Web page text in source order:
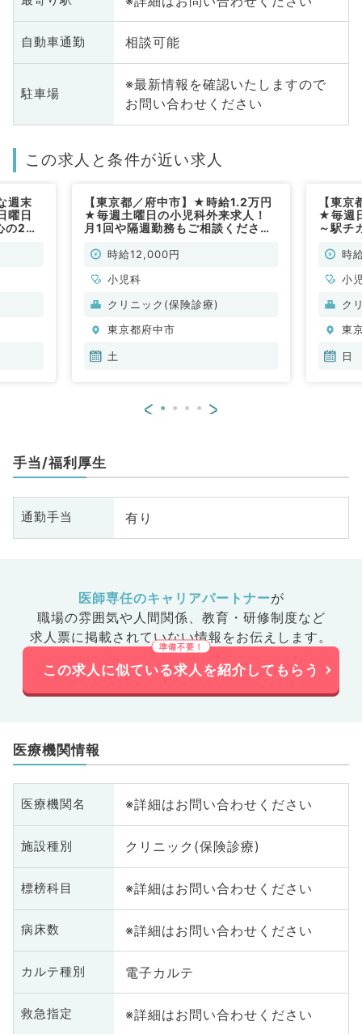
自動車通勤 相談可能
駐車場
※最新情報を確認いたしますので
お問い合わせください
この求人と条件が近い求人
週末
曜日
2診
【東京都／府中市】★時給1.2万円
★毎週土曜日の小児科外来求人！
月1回や隔週勤務もご相談ください
科／非常勤）
時給12,000円
小児科
クリニック(保険診療)
東京都府中市
土
【東
★毎週
～駅チ
時
小
ク
東
日
< >
手当/福利厚生
通勤手当 有り
医師専任のキャリアパートナーが
職場の雰囲気や人間関係、 教育・研修制度など
求人票に掲載されていない情報をお伝えします。
この求人に似ている求人を紹介してもらう
医療機関情報
医療機関名 ※詳細はお問い合わせください
施設種別 クリニック(保険診療)
標榜科目 ※詳細はお問い合わせください
病床数 ※詳細はお問い合わせください
カルテ種別 電子カルテ
救急指定 ※詳細はお問い合わせください